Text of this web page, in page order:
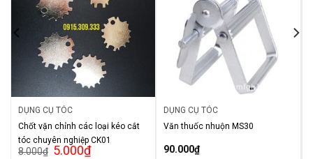
DỤNG CỤ TÓC
Chốt vặn chỉnh các loại kéo cắt
tóc chuyên nghiệp CK01
8.000₫ 5.000₫
DỤNG CỤ TÓC
Văn thuốc nhuộn MS30
90.000₫